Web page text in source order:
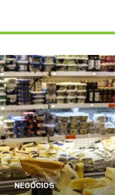
NEGÓCIOS